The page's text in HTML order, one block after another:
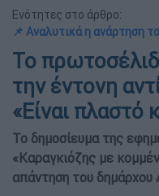
Ενότητες στο άρθρο:
📌 Αναλυτικά η ανάρτηση
Το
την έντονη
«Είναι πλαστό
Το δημοσίευμα της
«Καραγκιόζης με
απάντηση του δημάρχου